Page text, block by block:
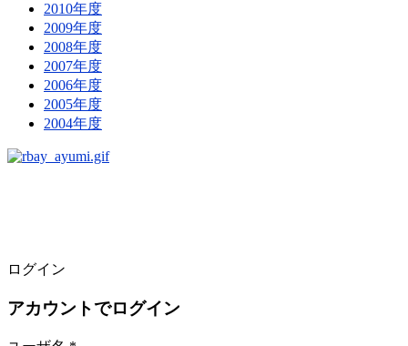
2010年度
2009年度
2008年度
2007年度
2006年度
2005年度
2004年度
ログイン
アカウントでログイン